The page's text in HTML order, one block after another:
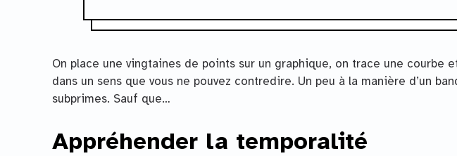
On place une vingtaines de points sur un graphique, on trace une courbe
dans un sens que vous ne pouvez contredire. Un peu à la manière d’un
subprimes. Sauf que…
Appréhender la temporalité